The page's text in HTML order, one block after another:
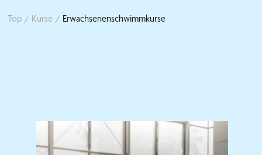
Top / Kurse / Erwachsenenschwimmkurse